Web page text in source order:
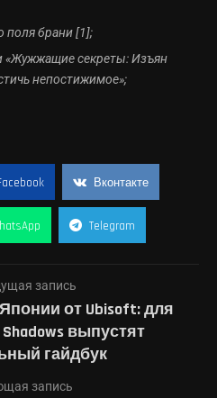
поля брани [1];
«Жужжащие секреты: Изъян
непостижимое»;
Вконтакте
Telegram
запись
от Ubisoft: для
Shadows выпустят
гайдбук
запись